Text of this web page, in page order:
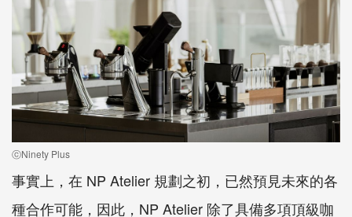
ⓒNinety Plus
事實上，在 NP Atelier 規劃之初，已然預見未來的各
種合作可能，因此，NP Atelier 除了具備多項頂級咖